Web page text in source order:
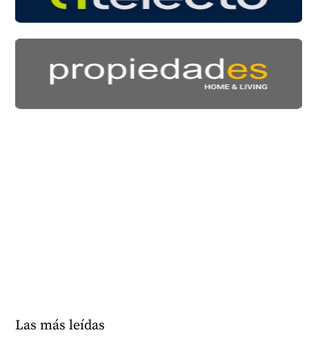
Las más leídas